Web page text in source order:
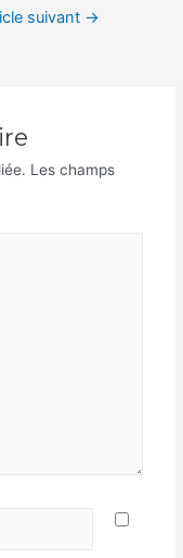
suivant →
Les champs